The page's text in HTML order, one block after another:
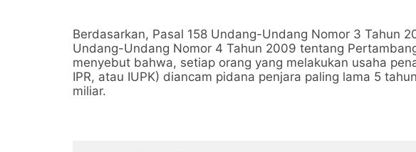
Berdasarkan, Pasal 158 Undang-Undang Nomor 3 Tahun
Undang-Undang Nomor 4 Tahun 2009 tentang
menyebut bahwa, setiap orang yang melakukan usaha
IPR, atau IUPK) diancam pidana penjara paling lama 5
miliar.